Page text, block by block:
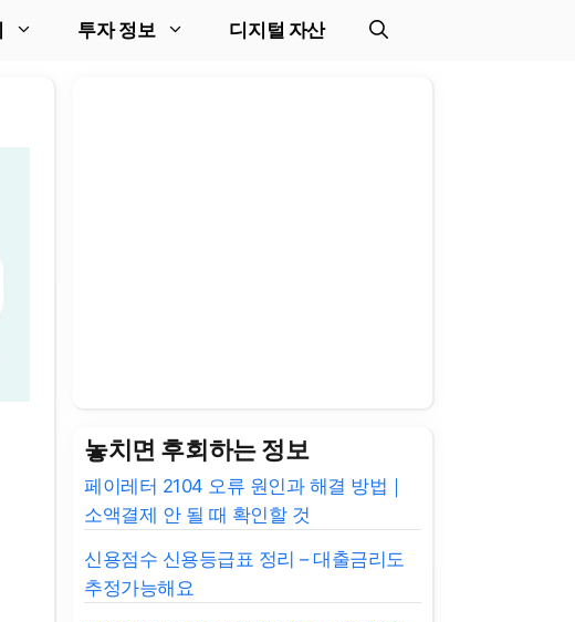
투자 정보 디지털 자산
놓치면 후회하는 정보
페이레터 2104 오류 원인과 해결 방법｜
소액결제 안 될 때 확인할 것
신용점수 신용등급표 정리 – 대출금리도
추정가능해요